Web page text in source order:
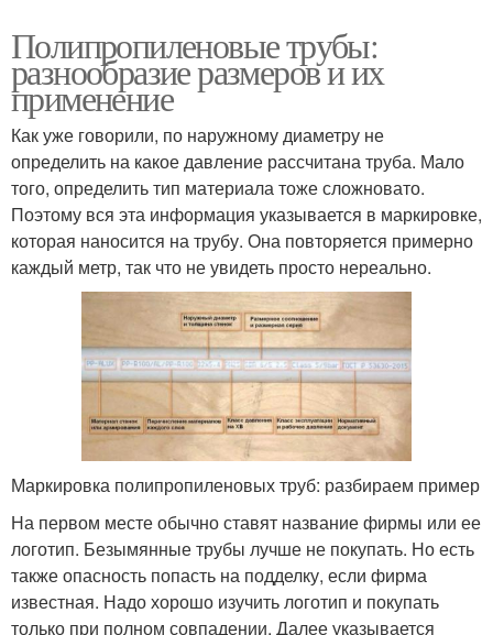
Полипропиленовые трубы:
разнообразие размеров и их
применение
Как уже говорили, по наружному диаметру не
определить на какое давление рассчитана труба. Мало
того, определить тип материала тоже сложновато.
Поэтому вся эта информация указывается в маркировке,
которая наносится на трубу. Она повторяется примерно
каждый метр, так что не увидеть просто нереально.
Маркировка полипропиленовых труб: разбираем пример
На первом месте обычно ставят название фирмы или ее
логотип. Безымянные трубы лучше не покупать. Но есть
также опасность попасть на подделку, если фирма
известная. Надо хорошо изучить логотип и покупать
только при полном совпадении. Далее указывается